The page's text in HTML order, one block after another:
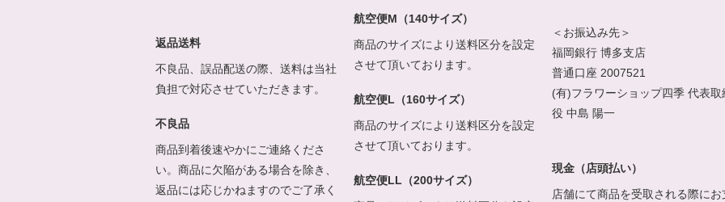
返品送料
不良品、誤品配送の際、送料は当社
負担で対応させていただきます。
不良品
商品到着後速やかにご連絡くださ
い。商品に欠陥がある場合を除き、
返品には応じかねますのでご了承く
航空便M（140サイズ）
商品のサイズにより送料区分を設定
させて頂いております。
航空便L（160サイズ）
商品のサイズにより送料区分を設定
させて頂いております。
航空便LL（200サイズ）
＜お振込み先＞
福岡銀行 博多支店
普通口座 2007521
(有)フラワーショップ四季 代表取
役 中島 陽一
現金（店頭払い）
店舗にて商品を受取される際にお